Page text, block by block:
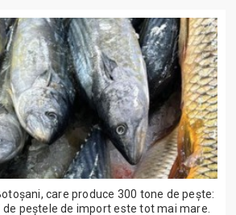
care produce 300 tone de peşte:
peştele de import este tot mai mare.